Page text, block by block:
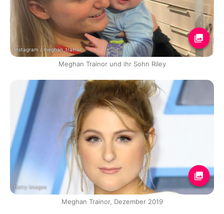
Instagram / meghan_trainor
Meghan Trainor und ihr Sohn Riley
Getty Images
Meghan Trainor, Dezember 2019